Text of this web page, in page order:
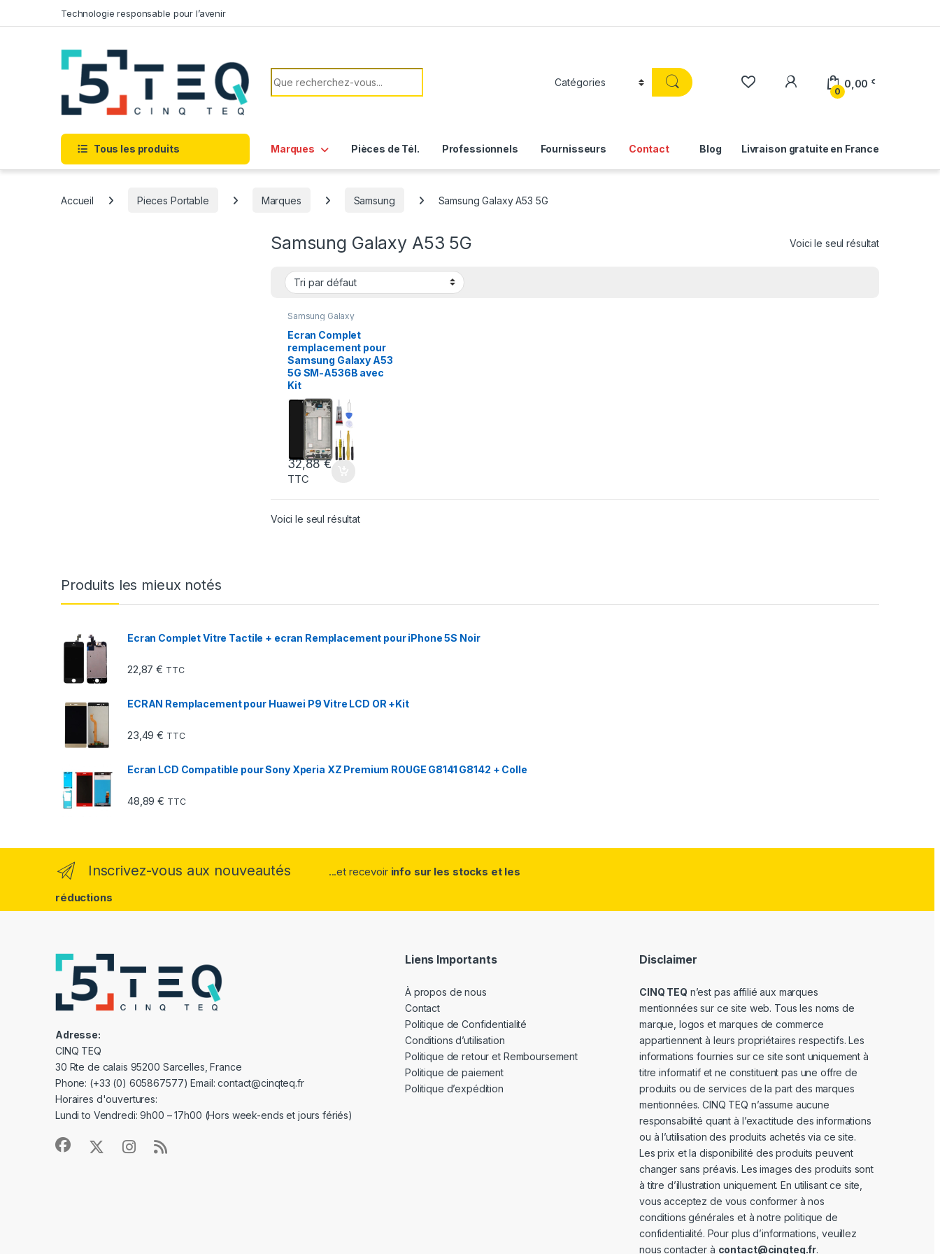
Technologie responsable pour l’avenir
Rechercher:
0
0,00 €
Tous les produits Marques Pièces de Tél. Professionnels Fournisseurs Contact Livraison gratuite en France
Blog
Accueil Pieces Portable Marques Samsung Samsung Galaxy A53 5G
Samsung Galaxy A53 5G Voici le seul résultat
Samsung Galaxy
Pieces
Portable,
Samsung
Ecran Complet
remplacement pour
Samsung Galaxy A53
5G SM-A536B avec
Kit
32,88€
TTC
Voici le seul résultat
Produits les mieux notés
Ecran Complet Vitre Tactile + ecran Remplacement pour iPhone 5S Noir
22,87€ TTC
ECRAN Remplacement pour Huawei P9 Vitre LCD OR +Kit
23,49€ TTC
Ecran LCD Compatible pour Sony Xperia XZ Premium ROUGE G8141 G8142 + Colle
48,89€ TTC
Inscrivez-vous aux nouveautés ...et recevoir info sur les stocks et les
réductions
Adresse:
CINQ TEQ
30 Rte de calais 95200 Sarcelles, France
Phone: (+33 (0) 605867577) Email: contact@cinqteq.fr
Horaires d'ouvertures:
Lundi to Vendredi: 9h00 – 17h00 (Hors week-ends et jours fériés)
Liens Importants
À propos de nous
Contact
Politique de Confidentialité
Conditions d’utilisation
Politique de retour et Remboursement
Politique de paiement
Politique d’expédition
Disclaimer
CINQ TEQ n’est pas affilié aux marques
mentionnées sur ce site web. Tous les noms de
marque, logos et marques de commerce
appartiennent à leurs propriétaires respectifs. Les
informations fournies sur ce site sont uniquement à
titre informatif et ne constituent pas une offre de
produits ou de services de la part des marques
mentionnées. CINQ TEQ n’assume aucune
responsabilité quant à l’exactitude des informations
ou à l’utilisation des produits achetés via ce site.
Les prix et la disponibilité des produits peuvent
changer sans préavis. Les images des produits sont
à titre d’illustration uniquement. En utilisant ce site,
vous acceptez de vous conformer à nos
conditions générales et à notre politique de
confidentialité. Pour plus d’informations, veuillez
nous contacter à contact@cinqteq.fr.